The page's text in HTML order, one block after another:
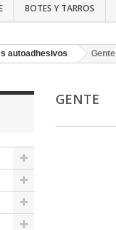
BOTES Y TARROS
autoadhesivos Gente
GENTE